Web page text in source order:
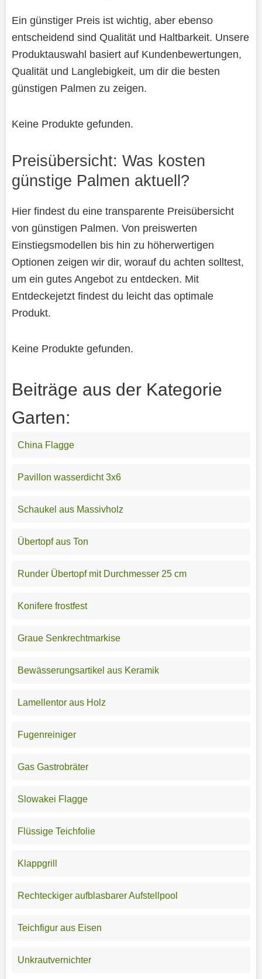
Ein günstiger Preis ist wichtig, aber ebenso
entscheidend sind Qualität und Haltbarkeit. Unsere
Produktauswahl basiert auf Kundenbewertungen,
Qualität und Langlebigkeit, um dir die besten
günstigen Palmen zu zeigen.
Keine Produkte gefunden.
Preisübersicht: Was kosten
günstige Palmen aktuell?
Hier findest du eine transparente Preisübersicht
von günstigen Palmen. Von preiswerten
Einstiegsmodellen bis hin zu höherwertigen
Optionen zeigen wir dir, worauf du achten solltest,
um ein gutes Angebot zu entdecken. Mit
Entdeckejetzt findest du leicht das optimale
Produkt.
Keine Produkte gefunden.
Beiträge aus der Kategorie
Garten:
China Flagge
Pavillon wasserdicht 3x6
Schaukel aus Massivholz
Übertopf aus Ton
Runder Übertopf mit Durchmesser 25 cm
Konifere frostfest
Graue Senkrechtmarkise
Bewässerungsartikel aus Keramik
Lamellentor aus Holz
Fugenreiniger
Gas Gastrobräter
Slowakei Flagge
Flüssige Teichfolie
Klappgrill
Rechteckiger aufblasbarer Aufstellpool
Teichfigur aus Eisen
Unkrautvernichter